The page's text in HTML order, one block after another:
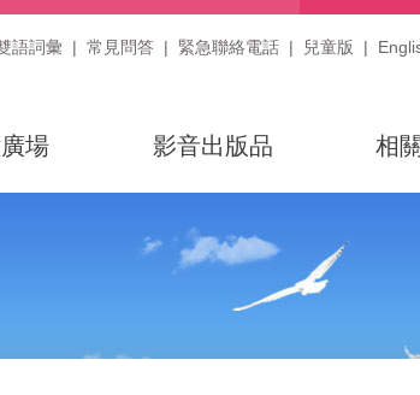
語詞彙 常見問答 緊急聯絡電話 兒童版
場 影音出版品 相